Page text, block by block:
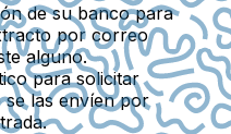
de su banco para
por correo
alguno.
para solicitar
se las envíen por